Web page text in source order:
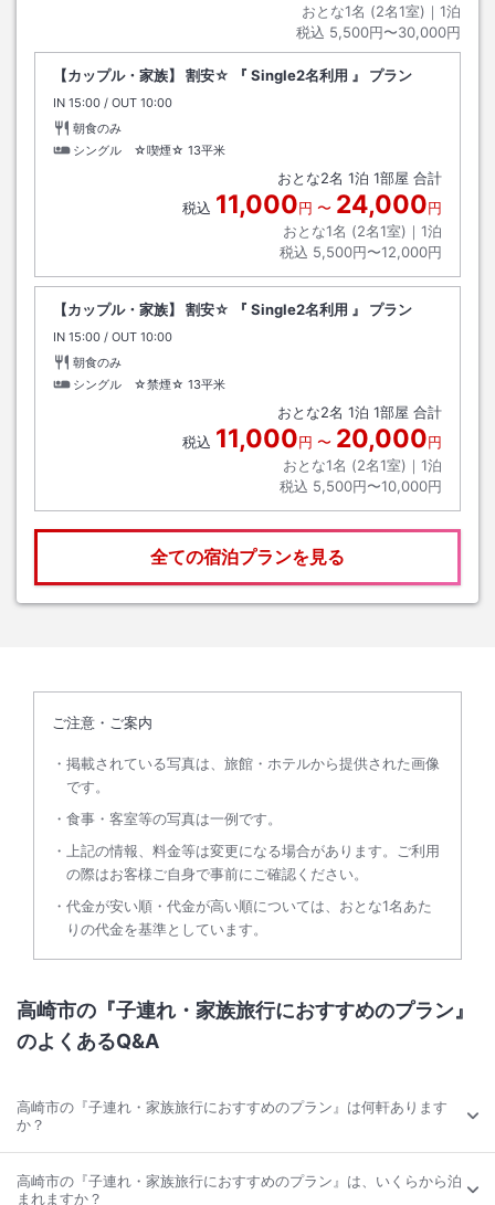
おとな1名 (2名1室)｜ 1泊
税込 5,500円〜30,000円
【カップル・家族】 割安☆ 『 Single2名利用 』 プラン
IN チェックイン
15:00 / OUT チェックアウト
10:00
朝食のみ
シングル ☆喫煙☆ 13平米
おとな2名 1泊 1部屋 合計
税込 11,000円 〜 24,000円
おとな1名 (2名1室)｜ 1泊
税込 5,500円〜12,000円
【カップル・家族】 割安☆ 『 Single2名利用 』 プラン
IN チェックイン
15:00 / OUT チェックアウト
10:00
朝食のみ
シングル ☆禁煙☆ 13平米
おとな2名 1泊 1部屋 合計
税込 11,000円 〜 20,000円
おとな1名 (2名1室)｜ 1泊
税込 5,500円〜10,000円
全ての宿泊プランを見る
ご注意・ご案内
掲載されている写真は、旅館・ホテルから提供された画像
です。
食事・客室等の写真は一例です。
上記の情報、料金等は変更になる場合があります。ご利用
の際はお客様ご自身で事前にご確認ください。
代金が安い順・代金が高い順については、おとな1名あた
りの代金を基準としています。
高崎市の『子連れ・家族旅行におすすめのプラン』
のよくあるQ&A
高崎市の『子連れ・家族旅行におすすめのプラン』は何軒あります
か？
高崎市の『子連れ・家族旅行におすすめのプラン』は、いくらから泊
まれますか？